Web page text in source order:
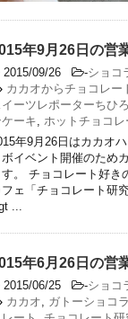
年9月26日の営
2015/09/26 -ショコ
カカオからチョコレー
イーツレポーターちひろ
ケーキ, ホットチョコレ
年9月26日はカカオ
ボイベント開催のため
す。 チョコレート好き
フェ「チョコレート研
...
年6月26日の営
2015/06/25 -ショコ
カカオ, ガトーショコラ